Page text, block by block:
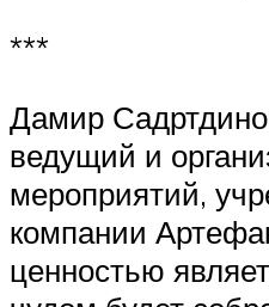
***
Дамир
ведущий и
мероприятий,
компании
ценностью